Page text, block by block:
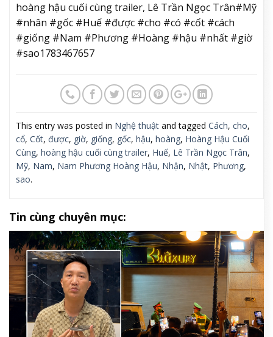
hoàng hậu cuối cùng trailer, Lê Trần Ngọc Trân#Mỹ
#nhân #gốc #Huế #được #cho #có #cốt #cách
#giống #Nam #Phương #Hoàng #hậu #nhất #giờ
#sao1783467657
This entry was posted in Nghệ thuật and tagged Cách, cho,
cổ, Cốt, được, giờ, giống, gốc, hậu, hoàng, Hoàng Hậu Cuối
Cùng, hoàng hậu cuối cùng trailer, Huế, Lê Trần Ngọc Trân,
Mỹ, Nam, Nam Phương Hoàng Hậu, Nhận, Nhật, Phương,
sao.
Tin cùng chuyên mục: